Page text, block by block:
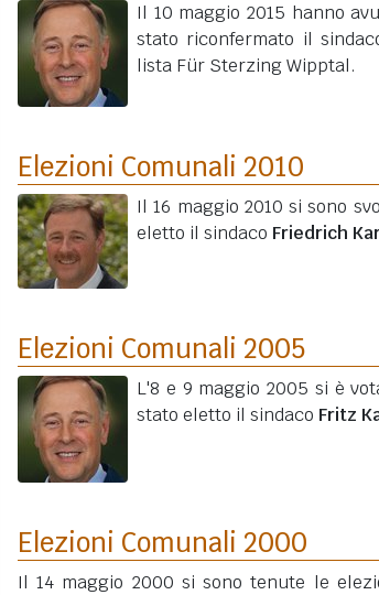
Il 10 maggio 2015 hanno
stato riconfermato il
lista Für Sterzing Wipptal.
Elezioni Comunali 2010
Il 16 maggio 2010 si sono
eletto il sindaco Friedrich
Elezioni Comunali 2005
L'8 e 9 maggio 2005 si è
stato eletto il sindaco Fritz
Elezioni Comunali 2000
Il 14 maggio 2000 si sono tenute le